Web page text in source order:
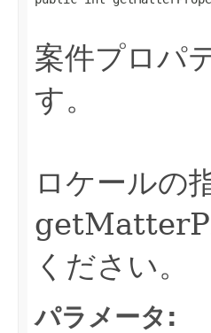
案件プロパ
す。
ロケールの
ください。
パラメータ: